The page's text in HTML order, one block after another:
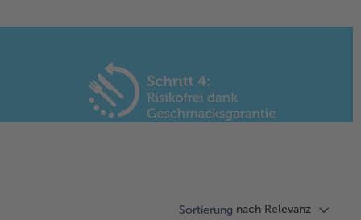
Sortierung nach Relevanz